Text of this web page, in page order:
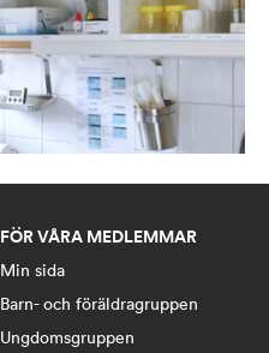
FÖR VÅRA MEDLEMMAR
Min sida
Barn- och föräldragruppen
Ungdomsgruppen